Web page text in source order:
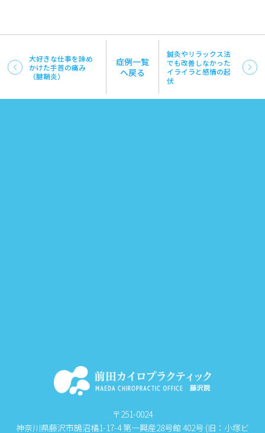
大好きな仕事を諦め
かけた手首の痛み
（腱鞘炎）
症例一覧
へ戻る
鍼灸やリラックス法
でも改善しなかった
イライラと感情の起
伏
〒251-0024
神奈川県藤沢市鵠沼橘1-17-4 第一興産28号館 402号 (旧：小塚ビ